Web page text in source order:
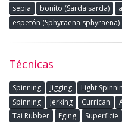
sepia
bonito (Sarda sarda)
espetón (Sphyraena sphyraena)
Técnicas
Spinning Jigging Light
Spinning
Jerking Currican
Tai Rubber
Eging Superficie